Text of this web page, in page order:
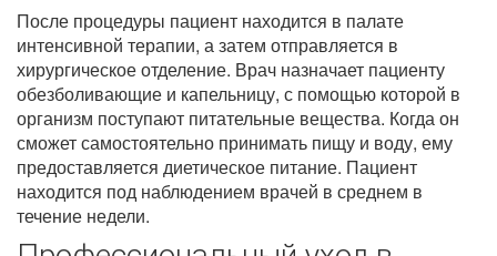
После процедуры пациент находится в палате
интенсивной терапии, а затем отправляется в
хирургическое отделение. Врач назначает пациенту
обезболивающие и капельницу, с помощью которой в
организм поступают питательные вещества. Когда он
сможет самостоятельно принимать пищу и воду, ему
предоставляется диетическое питание. Пациент
находится под наблюдением врачей в среднем в
течение недели.